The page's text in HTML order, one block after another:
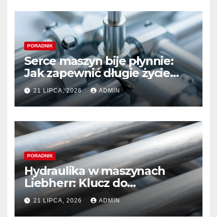
PORADNIK
Serce maszyn bije płynnie:
Jak zapewnić długie życie
systemom hydraulicznym
Sauer Danfoss
21 LIPCA, 2026 ADMIN
PORADNIK
Hydraulika w maszynach
Liebherr: Klucz do
niezawodności i optymalnej
wydajności
21 LIPCA, 2026 ADMIN